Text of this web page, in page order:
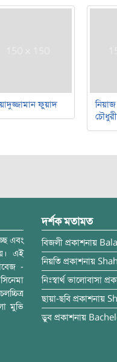
ফুয়াদ
চৌধুরী
এবং
এই
-
মুভি
দর্শক মতামত
বিজলী প্রকাশনায়
নিয়তি প্রকাশনায়
নিঃস্বার্থ ভালোবাসা
ছায়া-ছবি প্রকাশনায়
ডুব প্রকাশনায়